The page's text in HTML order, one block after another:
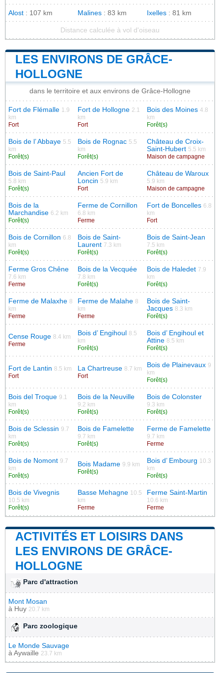
Alost : 107 km Malines : 83 km Ixelles : 81 km
Distance calculée à vol d'oiseau
LES ENVIRONS DE GRÂCE-
HOLLOGNE
dans le territoire et aux environs de Grâce-Hollogne
Fort de Flémalle 1.9
km
Fort
Fort de Hollogne 2.1
km
Fort
Bois des Moines 4.8
km
Forêt(s)
Bois de l’ Abbaye 5.5
km
Forêt(s)
Bois de Rognac 5.5
km
Forêt(s)
Château de Croix-
Saint-Hubert 5.5 km
Maison de campagne
Bois de Saint-Paul
5.8 km
Forêt(s)
Ancien Fort de
Loncin 5.9 km
Fort
Château de Waroux
5.9 km
Maison de campagne
Bois de la
Marchandise 6.2 km
Forêt(s)
Ferme de Cornillon
6.8 km
Ferme
Fort de Boncelles 6.8
km
Fort
Bois de Cornillon 6.8
km
Forêt(s)
Bois de Saint-
Laurent 7.3 km
Forêt(s)
Bois de Saint-Jean
7.5 km
Forêt(s)
Ferme Gros Chêne
7.6 km
Ferme
Bois de la Vecquée
7.8 km
Forêt(s)
Bois de Haledet 7.9
km
Forêt(s)
Ferme de Malaxhe 8
km
Ferme
Ferme de Malahe 8
km
Ferme
Bois de Saint-
Jacques 8.3 km
Forêt(s)
Cense Rouge 8.4 km
Ferme
Bois d’ Engihoul 8.5
km
Forêt(s)
Bois d’ Engihoul et
Attine 8.5 km
Forêt(s)
Fort de Lantin 8.5 km
Fort
La Chartreuse 8.7 km
Fort
Bois de Plainevaux 9
km
Forêt(s)
Bois del Troque 9.1
km
Forêt(s)
Bois de la Neuville
9.2 km
Forêt(s)
Bois de Colonster
9.3 km
Forêt(s)
Bois de Sclessin 9.7
km
Forêt(s)
Bois de Famelette
9.7 km
Forêt(s)
Ferme de Famelette
9.7 km
Ferme
Bois de Nomont 9.7
km
Forêt(s)
Bois Madame 9.9 km
Forêt(s)
Bois d’ Embourg 10.3
km
Forêt(s)
Bois de Vivegnis
10.5 km
Forêt(s)
Basse Mehagne 10.5
km
Ferme
Ferme Saint-Martin
10.6 km
Ferme
ACTIVITÉS ET LOISIRS DANS
LES ENVIRONS DE GRÂCE-
HOLLOGNE
Parc d'attraction
Mont Mosan
à Huy 20.7 km
Parc zoologique
Le Monde Sauvage
à Aywaille 23.7 km